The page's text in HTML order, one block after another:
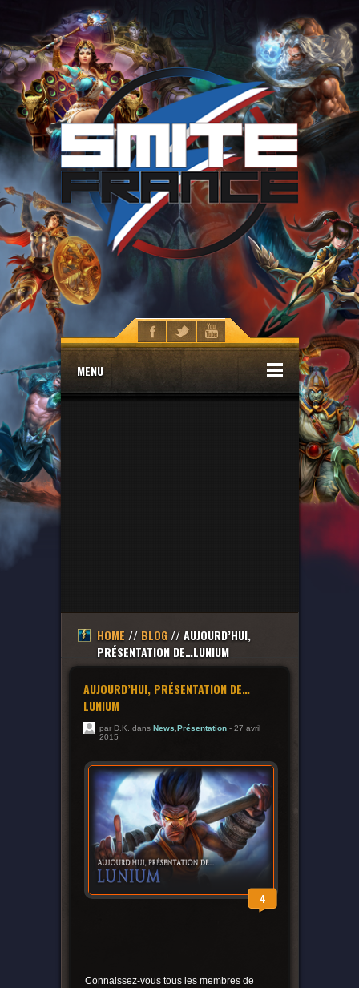
MENU
HOME // BLOG// AUJOURD’HUI,
PRÉSENTATION DE…LUNIUM
AUJOURD’HUI, PRÉSENTATION DE…
LUNIUM
par D.K. dans News, Présentation- 27 avril
2015
4
Connaissez-vous tous les membres de